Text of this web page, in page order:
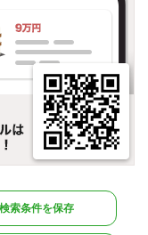
検索条件を保存